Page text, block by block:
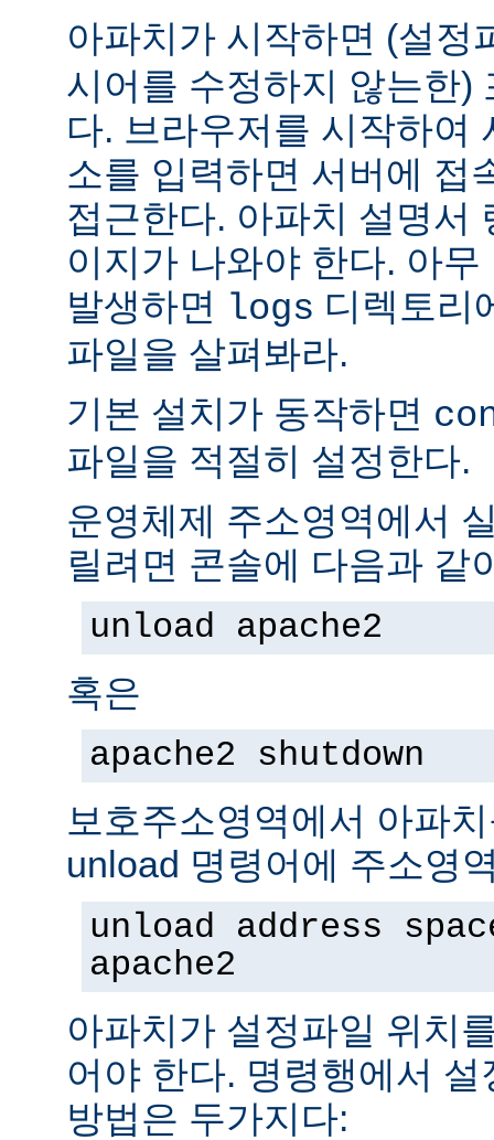
아파치가 시작하면 (설정
시어를 수정하지 않는한)
다. 브라우저를 시작하여
소를 입력하면 서버에 접
접근한다. 아파치 설명서
이지가 나와야 한다. 아
발생하면 logs 디렉토리
파일을 살펴봐라.
기본 설치가 동작하면
파일을 적절히 설정한다.
운영체제 주소영역에서
릴려면 콘솔에 다음과 같
unload apache2
혹은
apache2 shutdown
보호주소영역에서 아파
unload 명령어에 주소영
unload address
apache2
아파치가 설정파일 위치
어야 한다. 명령행에서
방법은 두가지다: